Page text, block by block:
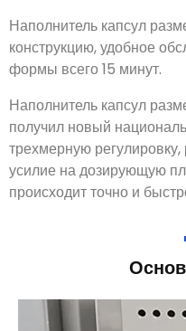
Наполнитель капсул
конструкцию, удобное
формы всего 15 минут.
Наполнитель капсул
получил новый
трехмерную
усилие на дозирующую
происходит точно и